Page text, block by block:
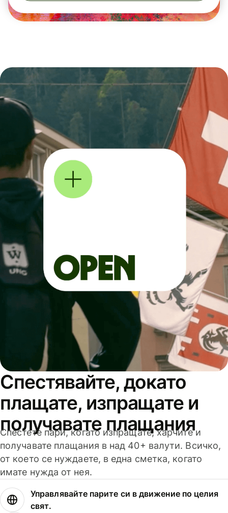
Спестявайте, докато
плащате, изпращате и
получавате плащания
Спестете пари, когато изпращате, харчите и
получавате плащания в над 40+ валути. Всичко,
от което се нуждаете, в една сметка, когато
имате нужда от нея.
Управлявайте парите си в движение по целия
свят.